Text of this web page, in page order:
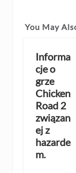
You May
Informa
cje o
grze
Chicken
Road 2
związan
ej z
hazarde
m.